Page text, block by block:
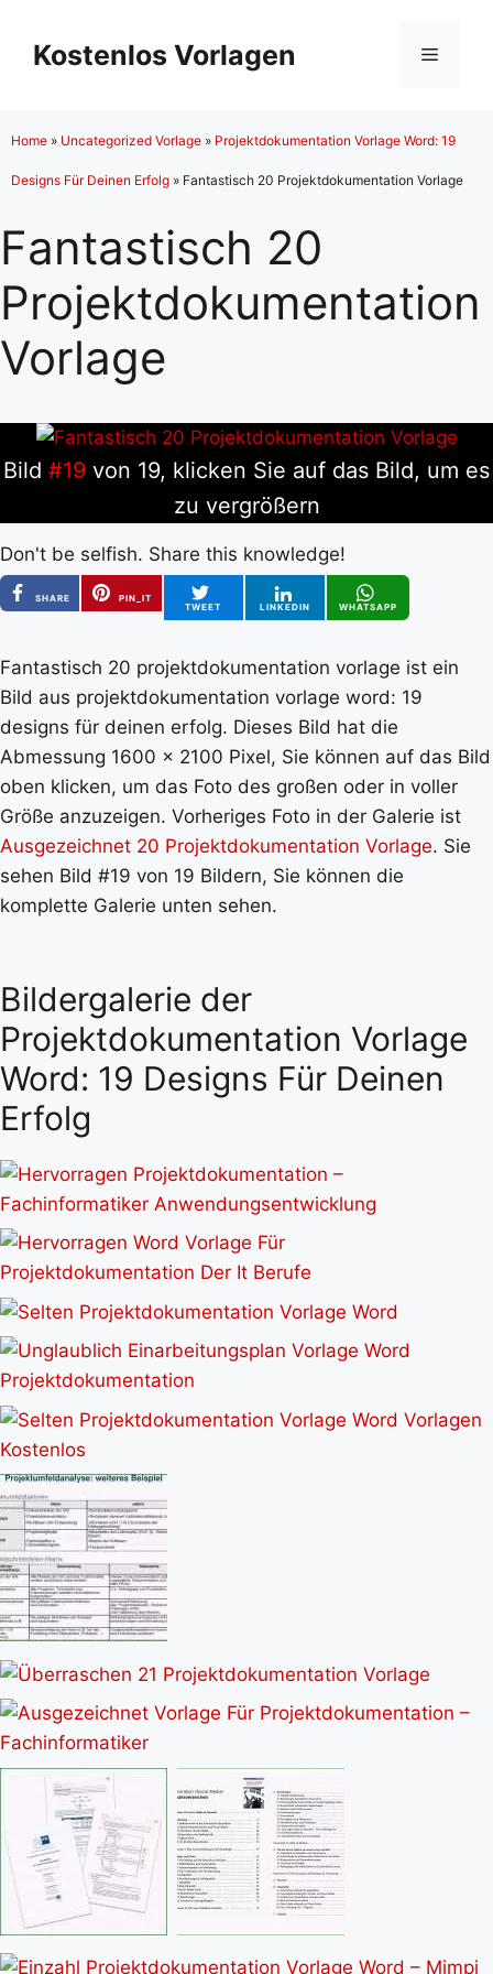
Inhalt
springen
Kostenlos Vorlagen Menü
Home » Uncategorized Vorlage » Projektdokumentation Vorlage Word: 19
Designs Für Deinen Erfolg » Fantastisch 20 Projektdokumentation Vorlage
Fantastisch 20
Projektdokumentation
Vorlage
Bild #19 von 19, klicken Sie auf das Bild, um es
zu vergrößern
Don't be selfish. Share this knowledge!
SHARE
PIN_IT
TWEET
LINKEDIN WHATSAPP
Fantastisch 20 projektdokumentation vorlage ist ein
Bild aus projektdokumentation vorlage word: 19
designs für deinen erfolg. Dieses Bild hat die
Abmessung 1600 x 2100 Pixel, Sie können auf das Bild
oben klicken, um das Foto des großen oder in voller
Größe anzuzeigen. Vorheriges Foto in der Galerie ist
Ausgezeichnet 20 Projektdokumentation Vorlage. Sie
sehen Bild #19 von 19 Bildern, Sie können die
komplette Galerie unten sehen.
Bildergalerie der
Projektdokumentation Vorlage
Word: 19 Designs Für Deinen
Erfolg